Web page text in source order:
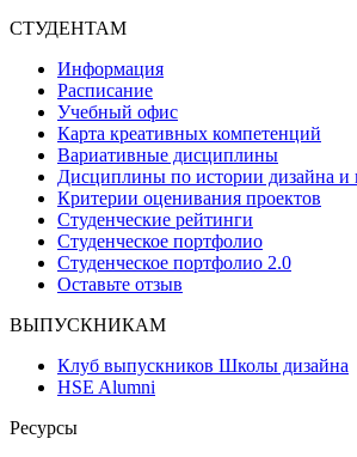
СТУДЕНТАМ
Информация
Расписание
Учебный офис
Карта креативных компетенций
Вариативные дисциплины
Дисциплины по истории дизайна и
Критерии оценивания проектов
Студенческие рейтинги
Студенческое портфолио
Студенческое портфолио 2.0
Оставьте отзыв
ВЫПУСКНИКАМ
Клуб выпускников Школы дизайна
HSE Alumni
Ресурсы